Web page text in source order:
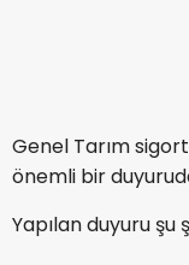
Genel Tarım
önemli bir
Yapılan duyuru şu